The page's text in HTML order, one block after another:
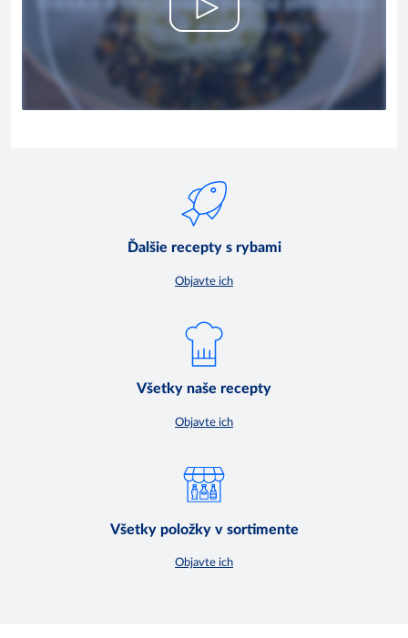
Ďalšie recepty s rybami
Objavte ich
Všetky naše recepty
Objavte ich
Všetky položky v sortimente
Objavte ich